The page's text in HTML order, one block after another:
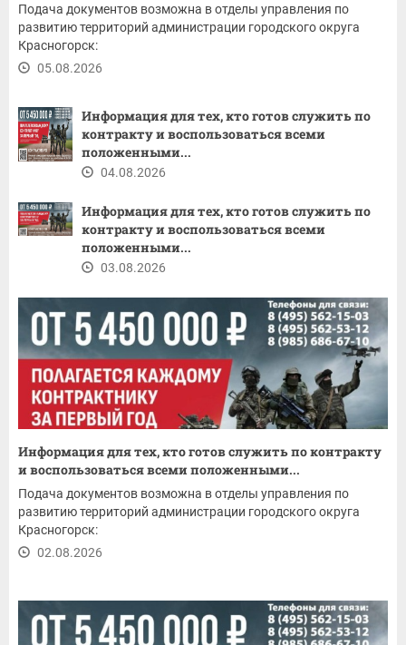
Подача документов возможна в отделы управления по
развитию территорий администрации городского округа
Красногорск:
05.08.2026
Информация для тех, кто готов служить по
контракту и воспользоваться всеми
положенными...
04.08.2026
Информация для тех, кто готов служить по
контракту и воспользоваться всеми
положенными...
03.08.2026
Информация для тех, кто готов служить по контракту
и воспользоваться всеми положенными...
Подача документов возможна в отделы управления по
развитию территорий администрации городского округа
Красногорск:
02.08.2026